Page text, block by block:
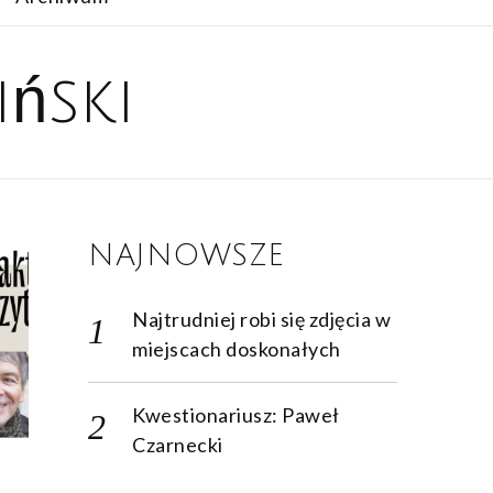
NAJNOWSZE
Najtrudniej robi się zdjęcia w
miejscach doskonałych
Kwestionariusz: Paweł
Czarnecki